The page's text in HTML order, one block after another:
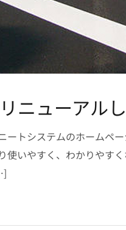
ニューアル
ートシステムのホームペ
使いやすく、わかりやす